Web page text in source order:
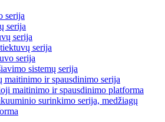
serija
serija
serija
serija
serija
sistemų serija
maitinimo ir spausdinimo serija
maitinimo ir spausdinimo platforma
surinkimo serija, medžiagų